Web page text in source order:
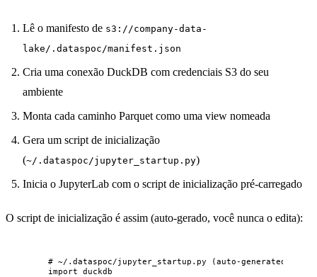
Lê o manifesto de s3://company-data-
lake/.dataspoc/manifest.json
Cria uma conexão DuckDB com credenciais S3 do seu
ambiente
Monta cada caminho Parquet como uma view nomeada
Gera um script de inicialização
(~/.dataspoc/jupyter_startup.py)
Inicia o JupyterLab com o script de inicialização pré-carregado
O script de inicialização é assim (auto-gerado, você nunca o edita):
# ~/.dataspoc/jupyter_startup.py (auto-generated)
import duckdb